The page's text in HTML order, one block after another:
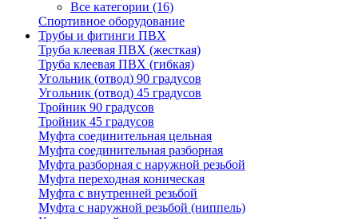
Все категории (16)
Спортивное оборудование
Трубы и фитинги ПВХ
Труба клеевая ПВХ (жесткая)
Труба клеевая ПВХ (гибкая)
Угольник (отвод) 90 градусов
Угольник (отвод) 45 градусов
Тройник 90 градусов
Тройник 45 градусов
Муфта соединительная цельная
Муфта соединительная разборная
Муфта разборная с наружной резьбой
Муфта переходная коническая
Муфта с внутренней резьбой
Муфта с наружной резьбой (ниппель)